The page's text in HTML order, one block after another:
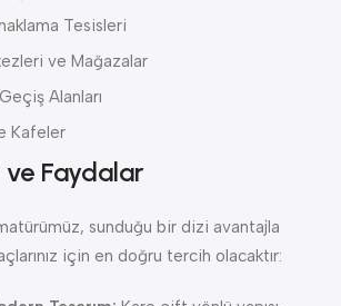
Tesisleri
ve Mağazalar
Alanları
Kafeler
Faydalar
sunduğu bir dizi avantajla
için en doğru tercih olacaktır: